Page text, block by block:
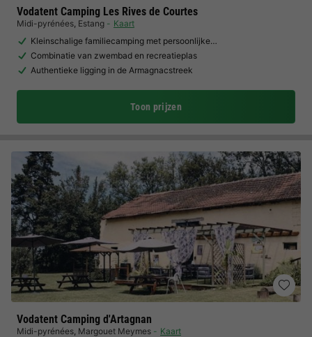
Vodatent Camping Les Rives de Courtes
Midi-pyrénées, Estang
Kaart
Kleinschalige familiecamping met persoonlijke…
Combinatie van zwembad en recreatieplas
Authentieke ligging in de Armagnacstreek
Toon prijzen
Vodatent Camping d'Artagnan
Midi-pyrénées, Margouet Meymes
Kaart